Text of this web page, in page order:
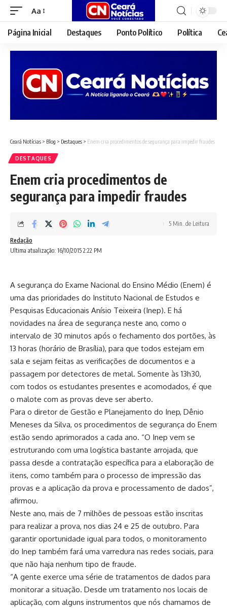
Font
Resizer
Aa
Página Inicial Destaques Ponto Político Política
Ceará Notícias > Blog > Destaques > Enem cria procedimentos de segurança para impedir fraudes
DESTAQUES
Enem cria procedimentos de
segurança para impedir fraudes
Ultima atualização: 16/10/2015 2:22 PM
Redação
5 Min. de Leitura
A segurança do Exame Nacional do Ensino Médio (Enem) é
uma das prioridades do Instituto Nacional de Estudos e
Pesquisas Educacionais Anísio Teixeira (Inep). E há
novidades na área de segurança neste ano, como o
intervalo de 30 minutos após o fechamento dos portões, às
13 horas (horário de Brasília), para que todos estejam em
sala e sejam feitas as verificações de documentos e a
passagem por detectores de metal. Somente às 13h30,
com todos os estudantes presentes e acomodados, é que
o malote com as provas deve ser aberto.
Para o diretor de Gestão e Planejamento do Inep, Dênio
Meneses da Silva, os procedimentos de segurança do Enem
estão sendo aprimorados a cada ano. “O Inep vem se
estruturando com uma logística bastante arrojada, que
passa desde a contratação específica para a elaboração de
itens, como também para o processo de impressão das
provas e a aplicação da prova e processamento de dados”,
afirmou.
Neste ano, mais de 7 milhões de pessoas estão inscritas
para realizar a prova, nos dias 24 e 25 de outubro. Para
garantir oportunidade igual para todos, o monitoramento
do Inep também fará uma varredura nas redes sociais, para
que não haja nenhum tipo de fraude.
“A gente exerce uma série de tratamentos de dados para
monitorar a situação. Desde um tratamento nos locais de
aplicação, com alguns instrumentos que nós chamamos de